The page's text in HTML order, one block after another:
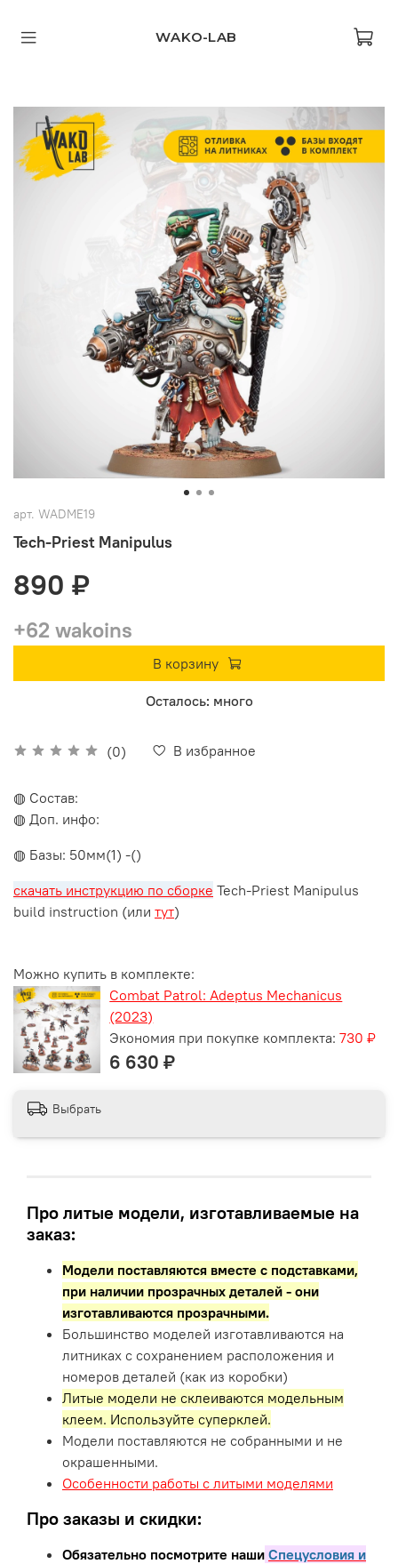
WAKO-LAB
арт. WADME19
Tech-Priest Manipulus
(0) В избранное
890 ₽
+62 wakoins
В корзину
Осталось: много
◍ Состав:
◍ Доп. инфо:
◍ Базы: 50мм(1) -()
скачать инструкцию по сборке Tech-Priest Manipulus
build instruction (или тут)
Выбрать
Можно купить в комплекте:
Combat Patrol: Adeptus Mechanicus
(2023)
Экономия при покупке комплекта: 730 ₽
6 630 ₽
Про литые модели, изготавливаемые на
заказ:
Модели поставляются вместе с подставками,
при наличии прозрачных деталей - они
изготавливаются прозрачными.
Большинство моделей изготавливаются на
литниках с сохранением расположения и
номеров деталей (как из коробки)
Литые модели не склеиваются модельным
клеем. Используйте суперклей.
Модели поставляются не собранными и не
окрашенными.
Особенности работы с литыми моделями
Про заказы и скидки:
Обязательно посмотрите наши Спецусловия и